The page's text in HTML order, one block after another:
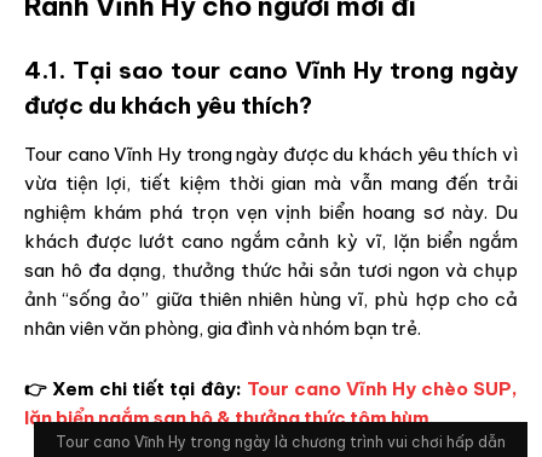
4.1. Tại sao tour cano Vĩnh Hy trong ngày
được du khách yêu thích?
Tour cano Vĩnh Hy trong ngày được du khách yêu thích vì
vừa tiện lợi, tiết kiệm thời gian mà vẫn mang đến trải
nghiệm khám phá trọn vẹn vịnh biển hoang sơ này. Du
khách được lướt cano ngắm cảnh kỳ vĩ, lặn biển ngắm
san hô đa dạng, thưởng thức hải sản tươi ngon và chụp
ảnh “sống ảo” giữa thiên nhiên hùng vĩ, phù hợp cho cả
nhân viên văn phòng, gia đình và nhóm bạn trẻ.
👉 Xem chi tiết tại đây: Tour cano Vĩnh Hy chèo SUP,
lặn biển ngắm san hô & thưởng thức tôm hùm
Tour cano Vĩnh Hy trong ngày là chương trình vui chơi hấp dẫn